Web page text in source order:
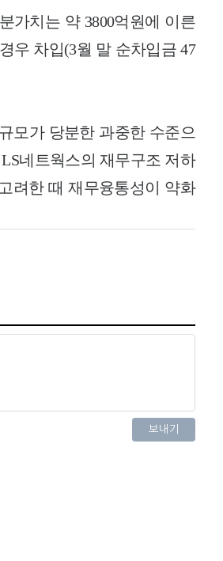
가치는 약 3800억원에 이른
우 차입(3월 말 순차입금 47
모가 당분한 과중한 수준으
네트웍스의 재무구조 저하
려한 때 재무융통성이 약화